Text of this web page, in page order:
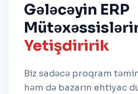
Gələcəyin ERP
Yetişdiririk
Biz sadəcə proqram
həm də bazarın ehtiyac